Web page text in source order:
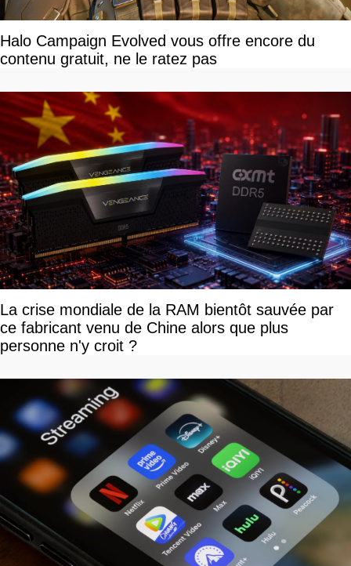
Halo Campaign Evolved vous offre encore du
contenu gratuit, ne le ratez pas
La crise mondiale de la RAM bientôt sauvée par
ce fabricant venu de Chine alors que plus
personne n'y croit ?